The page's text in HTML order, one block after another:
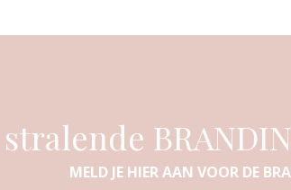
MELD JE HIER AAN VOOR DE